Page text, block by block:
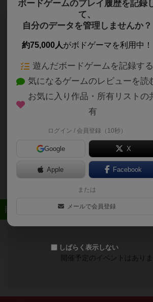
千葉県 柏のホビーショップ「ミニチュ
は、ミニチュアゲーム・ボードゲーム
RPGを中心にアナログゲーム全般を取
ームの専門店"です！
４×４フィート（約120cm四方）の大
卓完備。ミニチュアゲームはもちろん
豪華なボードゲームでも楽々プレイし
です。最大４０名様にご着席いただけ
ント等にもご活用ください！
店内に工具・カラーをご用意したペイ
意しております。ボードゲームの駒な
ャレンジしてみたい方も、ぜひご相談
近日開催予定のイベント
開催予定のイベントはありま
ボードゲームのプレイ履歴を記録
て、
自分のデータを管理しませんか？
約75,000人がボドゲーマを利用中！
遊んだボードゲームを記録する
気になるゲームのレビューを読
お気に入り作品・所有リストの
有
ログイン / 会員登録（10秒）
Google X
Apple Facebook
または
メールで会員登録
しばらく表示しない